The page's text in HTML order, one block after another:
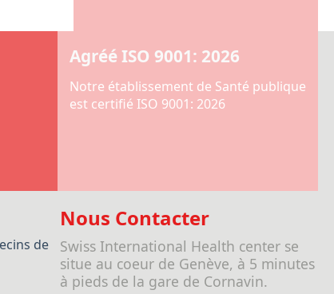
Agréé ISO 9001: 2026
Notre établissement de Santé publique
est certifié ISO 9001: 2026
de
Nous Contacter
Swiss International Health center se
situe au coeur de Genève, à 5 minutes
à pieds de la gare de Cornavin.